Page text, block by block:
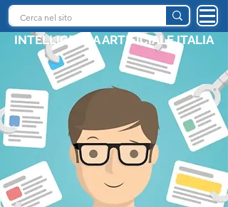
INTELLIGENZA ARTIFICIALE ITALIA